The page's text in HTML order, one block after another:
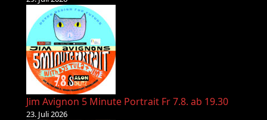
Jim Avignon 5 Minute Portrait Fr 7.8. ab 19.30
23. Juli 2026